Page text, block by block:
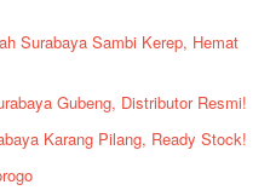
Surabaya Sambi Kerep, Hemat
Gubeng, Distributor Resmi!
Karang Pilang, Ready Stock!